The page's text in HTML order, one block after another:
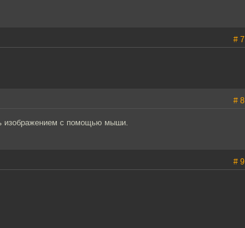
# 7
# 8
изображением с помощью мыши.
# 9